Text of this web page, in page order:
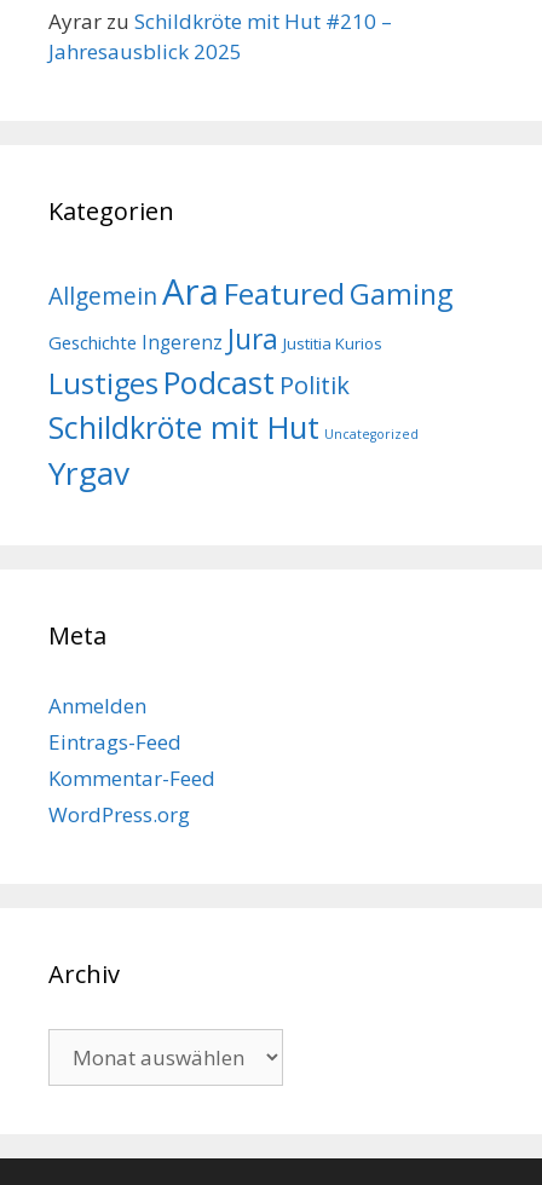
Ayrar zu Schildkröte mit Hut #210 –
Jahresausblick 2025
Kategorien
AllgemeinAra Featured Gaming
Geschichte Ingerenz Jura Justitia Kurios
Lustiges Podcast Politik
Schildkröte mit Hut Uncategorized
Yrgav
Meta
Anmelden
Eintrags-Feed
Kommentar-Feed
WordPress.org
Archiv